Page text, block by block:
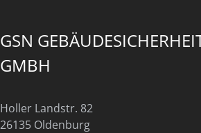
GSN
GMBH
Holler Landstr. 82
26135 Oldenburg